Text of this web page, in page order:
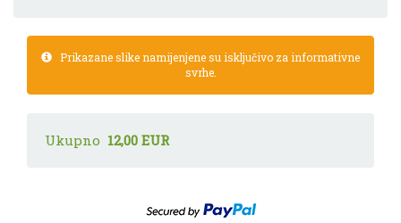
Prikazane slike namijenjene su isključivo za informativne
svrhe.
Ukupno 12,00 EUR